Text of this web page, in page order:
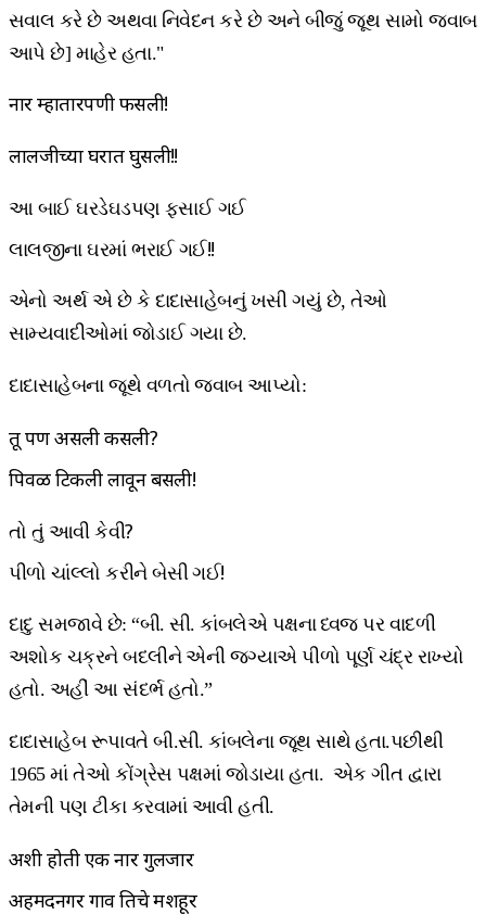
સવાલ કરે છે અથવા નિવેદન કરે છે અને બીજું જૂથ સામો જવાબ
આપે છે] માહેર હતા."
नार म्हातारपणी फसली!
लालजीच्या घरात घुसली!!
આ બાઈ ઘરડેઘડપણ ફસાઈ ગઈ
લાલજીના ઘરમાં ભરાઈ ગઈ!!
એનો અર્થ એ છે કે દાદાસાહેબનું ખસી ગયું છે, તેઓ
સામ્યવાદીઓમાં જોડાઈ ગયા છે.
દાદાસાહેબના જૂથે વળતો જવાબ આપ્યો:
तू पण असली कसली?
पिवळी टिकली लावून बसली!
તો તું આવી કેવી?
પીળો ચાંલ્લો કરીને બેસી ગઈ!
દાદુ સમજાવે છે: “બી. સી. કાંબલેએ પક્ષના ધ્વજ પર વાદળી
અશોક ચક્રને બદલીને એની જગ્યાએ પીળો પૂર્ણ ચંદ્ર રાખ્યો
હતો. અહીં આ સંદર્ભ હતો.”
દાદાસાહેબ રૂપાવતે બી.સી. કાંબલેના જૂથ સાથે હતા.પછીથી
1965 માં તેઓ કોંગ્રેસ પક્ષમાં જોડાયા હતા. એક ગીત દ્વારા
તેમની પણ ટીકા કરવામાં આવી હતી.
अशी होती एक नार गुलजार
अहमदनगर गाव तिचे मशहूर